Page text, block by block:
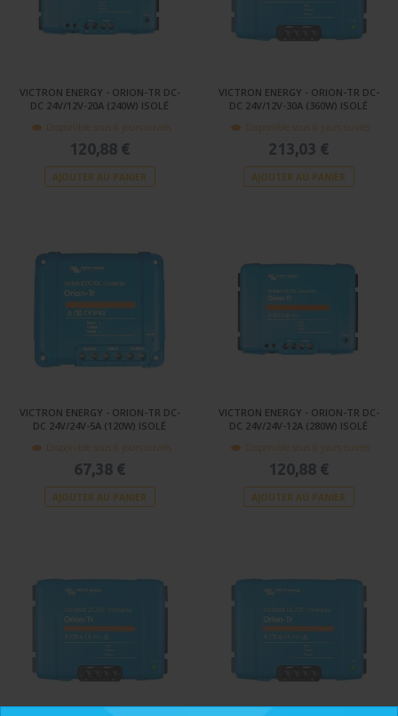
VICTRON ENERGY - ORION-TR DC-
DC 24V/12V-20A (240W) ISOLÉ
Disponible sous 6 jours ouvrés
120,88 €
AJOUTER AU PANIER
VICTRON ENERGY - ORION-TR DC-
DC 24V/12V-30A (360W) ISOLÉ
Disponible sous 6 jours ouvrés
213,03 €
AJOUTER AU PANIER
VICTRON ENERGY - ORION-TR DC-
DC 24V/24V-5A (120W) ISOLÉ
Disponible sous 6 jours ouvrés
67,38 €
AJOUTER AU PANIER
VICTRON ENERGY - ORION-TR DC-
DC 24V/24V-12A (280W) ISOLÉ
Disponible sous 6 jours ouvrés
120,88 €
AJOUTER AU PANIER